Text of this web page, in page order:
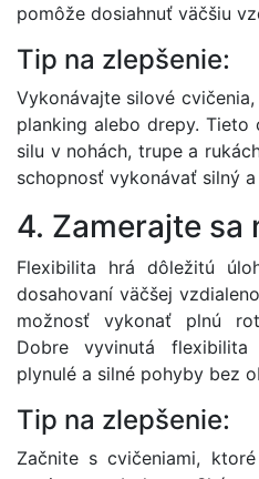
pomôže dosiahnuť väčšiu
Tip na zlepšenie:
Vykonávajte silové
planking alebo drepy.
silu v nohách, trupe a
schopnosť vykonávať silný
4. Zamerajte sa
Flexibilita hrá dôležitú
dosahovaní väčšej
možnosť vykonať plnú
Dobre vyvinutá
plynulé a silné pohyby bez
Tip na zlepšenie:
Začnite s cvičeniami,